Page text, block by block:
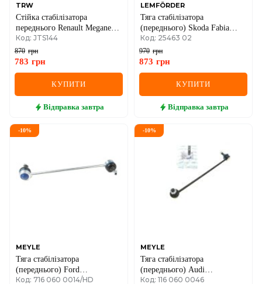
TRW
Стійка стабілізатора
переднього Renault Megane
III/Renault Scenic III
Код: JTS144
870 грн
783 грн
КУПИТИ
Відправка завтра
LEMFÖRDER
Тяга стабілізатора
(переднього) Skoda Fabia
99-/Roomster 06-15/Rapid
12-/VW Polo 01-
Код: 25463 02
970 грн
873 грн
КУПИТИ
Відправка завтра
-10%
MEYLE
Тяга стабілізатора
(переднього) Ford
Focus/Kuga/Mazda 3/5/Volvo
Код: 716 060 0014/HD
-10%
MEYLE
Тяга стабілізатора
(переднього) Audi
A3/Q3/Skoda
Код: 116 060 0046